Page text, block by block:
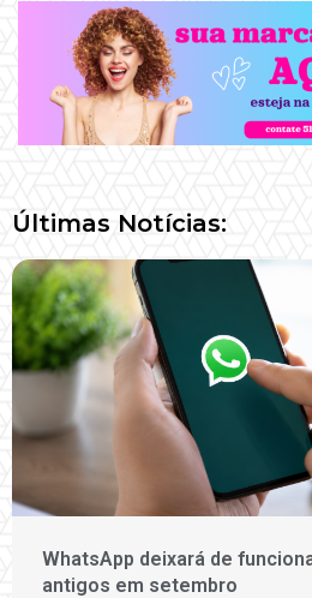
Últimas Notícias:
WhatsApp deixará de
antigos em setembro